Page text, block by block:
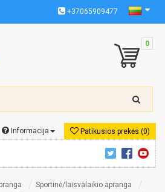
+37065909477
0
Patikusios prekės (0)
Informacija
Sportinė/laisvalaikio apranga